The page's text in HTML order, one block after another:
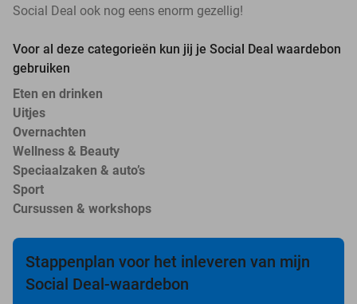
Social Deal ook nog eens enorm gezellig!
Voor al deze categorieën kun jij je Social Deal waardebon
gebruiken
Eten en drinken
Uitjes
Overnachten
Wellness & Beauty
Speciaalzaken & auto’s
Sport
Cursussen & workshops
Stappenplan voor het inleveren van mijn
Social Deal-waardebon